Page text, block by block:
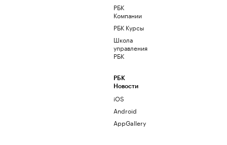
РБК
Компании
РБК Курсы
Школа
управления
РБК
РБК
Новости
iOS
Android
AppGallery